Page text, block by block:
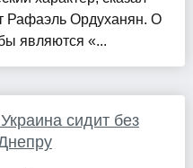
Рафаэль Ордуханян. О
являются «...
сидит без